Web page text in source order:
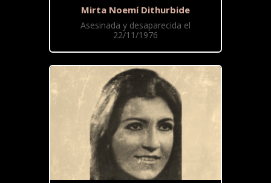
Mirta Noemí Dithurbide
Asesinada y desaparecida el
22/11/1976